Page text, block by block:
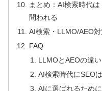
まとめ：AI検索時代
問われる
AI検索・LLMO/AEO
FAQ
LLMOとAEOの違
AI検索時代にSEO
AIに選ばれるため